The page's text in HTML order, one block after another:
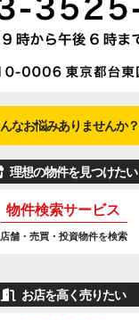
なお悩みありませんか？
理想の物件を見つけたい
物件検索サービス
店舗・売買・投資物件を検索
お店を高く売りたい